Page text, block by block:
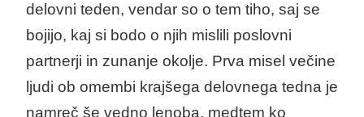
delovni teden, vendar so o tem tiho, saj se
bojijo, kaj si bodo o njih mislili poslovni
partnerji in zunanje okolje. Prva misel večine
ljudi ob omembi krajšega delovnega tedna je
namreč še vedno lenoba, medtem ko